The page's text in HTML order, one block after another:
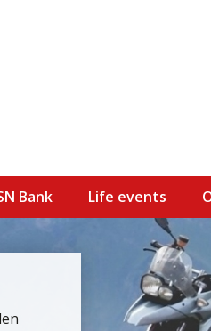
Bank Life events